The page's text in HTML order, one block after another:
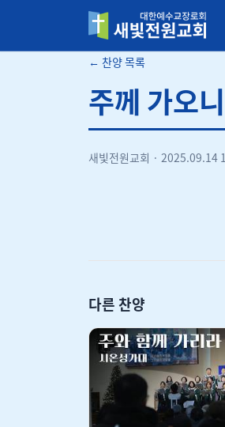
새빛전원교회
← 찬양 목록
주께 가오니
새빛전원교회 · 2025.09.14
다른 찬양